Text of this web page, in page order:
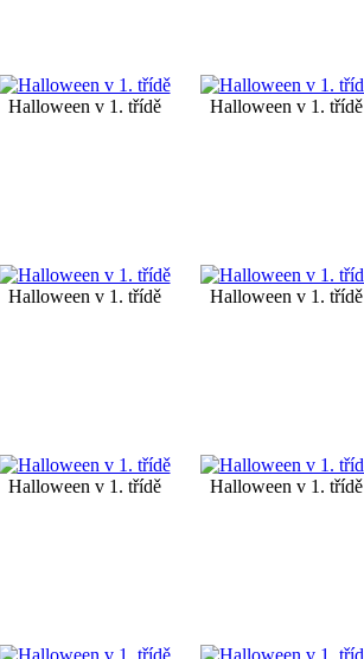
Halloween v 1. třídě Halloween v 1. třídě
Halloween v 1. třídě Halloween v 1. třídě
Halloween v 1. třídě Halloween v 1. třídě